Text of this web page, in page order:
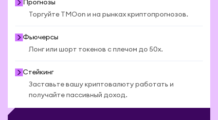
Прогнозы
Торгуйте TMOon и на рынках криптопрогнозов.
Фьючерсы
Лонг или шорт токенов с плечом до 50x.
Стейкинг
Заставьте вашу криптовалюту работать и
получайте пассивный доход.